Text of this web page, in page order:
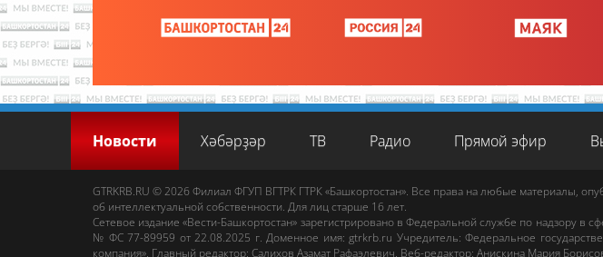
Новости Хәбәрҙәр ТВ Радио Прямой эфир
GTRKRB.RU © 2026 Филиал ФГУП ВГТРК ГТРК «Башкортостан». Все права на любые материалы,
об интеллектуальной собственности. Для лиц старше 16 лет.
Сетевое издание «Вести-Башкортостан» зарегистрировано в Федеральной службе по надзору в
№ ФС 77-89959 от 22.08.2025 г. Доменное имя:gtrkrb.ru Учредитель: Федеральное
компания». Главный редактор: Салихов Азамат Рафаэлевич. Веб-редактор: Анискина Мария